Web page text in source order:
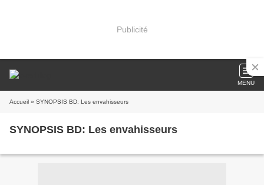
Publicité
MENU
Accueil » SYNOPSIS BD: Les envahisseurs
SYNOPSIS BD: Les envahisseurs